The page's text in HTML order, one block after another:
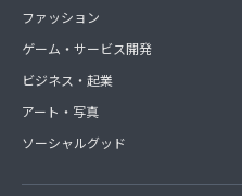
ファッション
ゲーム・サービス開発
ビジネス・起業
アート・写真
ソーシャルグッド